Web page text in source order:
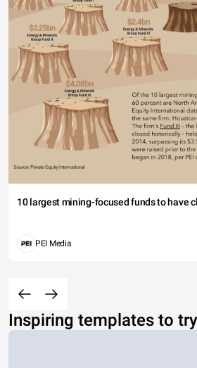
10 largest mining-focused funds to have
PEI Media
Inspiring templates to try